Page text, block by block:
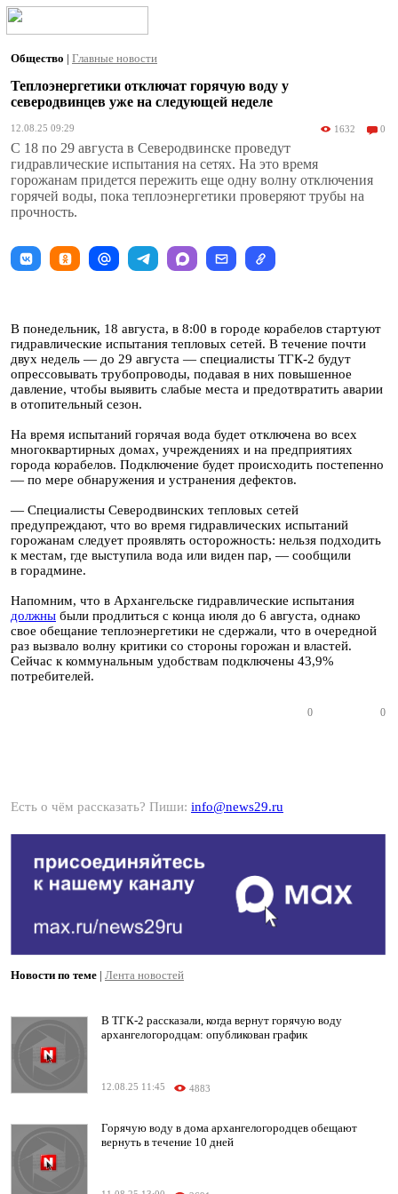
Общество | Главные новости
Теплоэнергетики отключат горячую воду у
северодвинцев уже на следующей неделе
12.08.25 09:29 1632 0
С 18 по 29 августа в Северодвинске проведут
гидравлические испытания на сетях. На это время
горожанам придется пережить еще одну волну отключения
горячей воды, пока теплоэнергетики проверяют трубы на
прочность.
В понедельник, 18 августа, в 8:00 в городе корабелов стартуют
гидравлические испытания тепловых сетей. В течение почти
двух недель — до 29 августа — специалисты ТГК-2 будут
опрессовывать трубопроводы, подавая в них повышенное
давление, чтобы выявить слабые места и предотвратить аварии
в отопительный сезон.
На время испытаний горячая вода будет отключена во всех
многоквартирных домах, учреждениях и на предприятиях
города корабелов. Подключение будет происходить постепенно
— по мере обнаружения и устранения дефектов.
— Специалисты Северодвинских тепловых сетей
предупреждают, что во время гидравлических испытаний
горожанам следует проявлять осторожность: нельзя подходить
к местам, где выступила вода или виден пар, — сообщили
в горадмине.
Напомним, что в Архангельске гидравлические испытания
должны были продлиться с конца июля до 6 августа, однако
свое обещание теплоэнергетики не сдержали, что в очередной
раз вызвало волну критики со стороны горожан и властей.
Сейчас к коммунальным удобствам подключены 43,9%
потребителей.
0 0
Есть о чём рассказать? Пиши: info@news29.ru
Новости по теме | Лента новостей
В ТГК-2 рассказали, когда вернут горячую воду
архангелогородцам: опубликован график
12.08.25 11:45 4883
Горячую воду в дома архангелогородцев обещают
вернуть в течение 10 дней